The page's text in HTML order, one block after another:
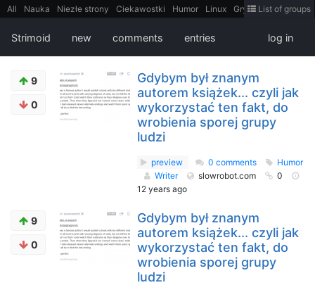
All Nauka Niezłe strony Ciekawostki Humor Linux Gry
Teh
Bezpieczeństwo
Książki Sugestie FotoHistoria
Truelolcontent
FilmyDokumentalne
gify
Cytaty Mapy Film Android itt Tradycyjne gry
List of groups
Strimoid new comments entries log in
9
0
Gdybym był znanym
autorem książek... czyli jak
wykorzystać ten fakt, do
wrobienia sporej grupy
ludzi
preview 0 comments
Humor
Writer
slowrobot.com
0
12 years ago
9
0
Gdybym był znanym
autorem książek... czyli jak
wykorzystać ten fakt, do
wrobienia sporej grupy
ludzi